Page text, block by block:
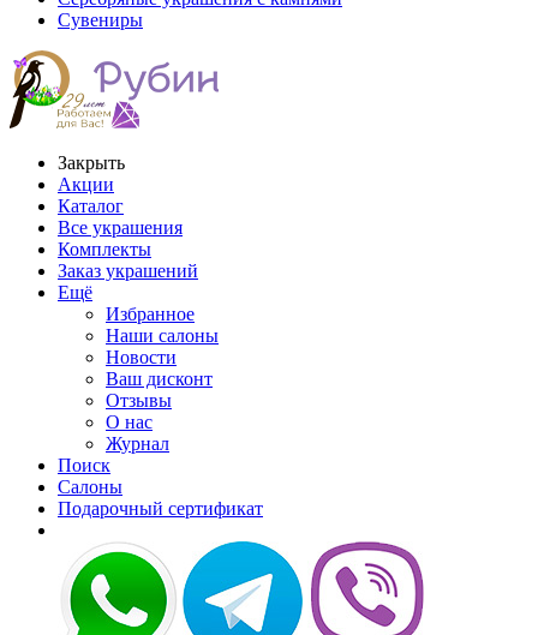
Сувениры
Закрыть
Акции
Каталог
Все украшения
Комплекты
Заказ украшений
Ещё
Избранное
Наши салоны
Новости
Ваш дисконт
Отзывы
О нас
Журнал
Поиск
Салоны
Подарочный сертификат